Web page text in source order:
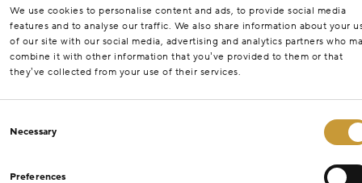
We use cookies to personalise content and ads, to provide social media
features and to analyse our traffic. We also share information about your
of our site with our social media, advertising and analytics partners who
combine it with other information that you’ve provided to them or that
they’ve collected from your use of their services.
Selection
Necessary
Preferences